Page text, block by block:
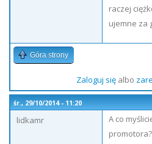
raczej
ujemne za
Góra strony
Zaloguj sięalbo
śr., 29/10/2014 - 11:20
lidkamr
A co